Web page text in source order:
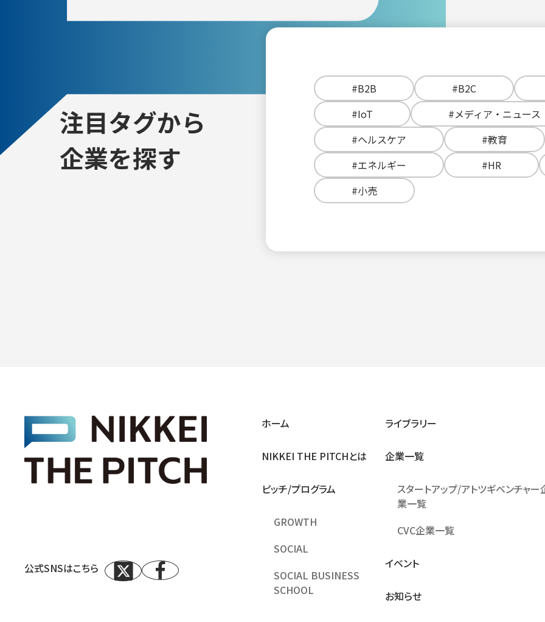
注目タグから
企業を探す
#B2B
#B2C
#IoT
#メディア・ニュース
#ヘルスケア
#教育
#エネルギー
#HR
#小売
ホーム
NIKKEI THE PITCHとは
ピッチ/プログラム
GROWTH
SOCIAL
SOCIAL BUSINESS
SCHOOL
ライブラリー
企業⼀覧
スタートアップ/アトツギベンチャー
業一覧
CVC企業一覧
イベント
お知らせ
公式SNSはこちら